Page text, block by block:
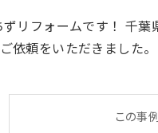
た。 誠にありがとうございます！
この事